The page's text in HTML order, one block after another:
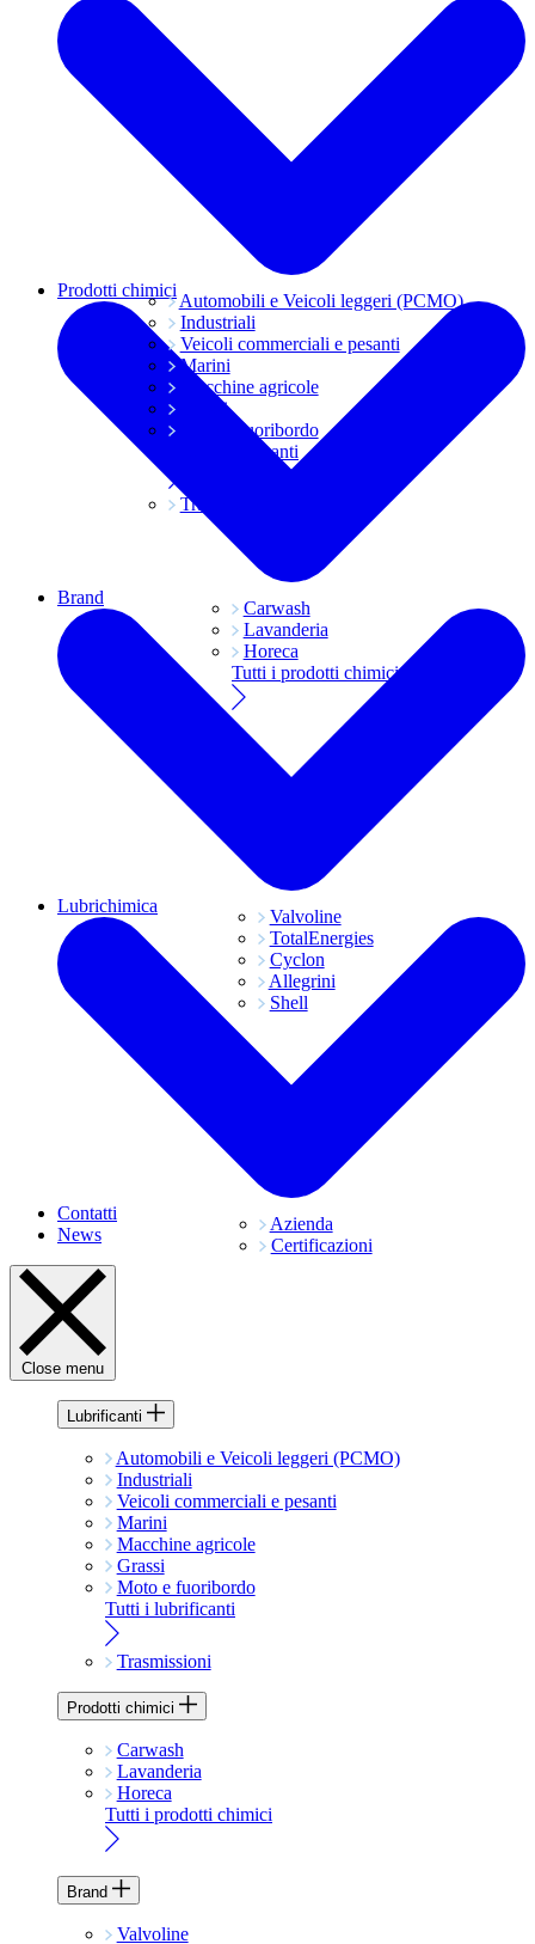
Automobili e Veicoli leggeri (PCMO)
Industriali
Veicoli commerciali e pesanti
Marini
Macchine agricole
Grassi
Moto e fuoribordo
Tutti i lubrificanti
Trasmissioni
Prodotti chimici
Carwash
Lavanderia
Horeca
Tutti i prodotti chimici
Brand
Valvoline
TotalEnergies
Cyclon
Allegrini
Shell
Lubrichimica
Azienda
Certificazioni
Contatti
News
Close menu
Lubrificanti
Automobili e Veicoli leggeri (PCMO)
Industriali
Veicoli commerciali e pesanti
Marini
Macchine agricole
Grassi
Moto e fuoribordo
Tutti i lubrificanti
Trasmissioni
Prodotti chimici
Carwash
Lavanderia
Horeca
Tutti i prodotti chimici
Brand
Valvoline